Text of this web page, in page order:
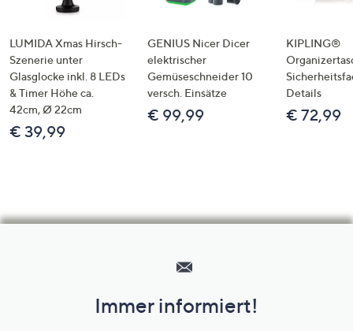
LUMIDA Xmas Hirsch-
Szenerie unter
Glasglocke inkl. 8 LEDs
& Timer Höhe ca.
42cm, Ø 22cm
€ 39,99
GENIUS Nicer Dicer
elektrischer
Gemüseschneider 10
versch. Einsätze
€ 99,99
KIPLING®
Details
€ 72,99
Unternehmensinformationen
Immer informiert!